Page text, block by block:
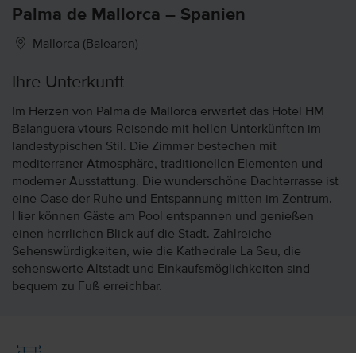
Palma de Mallorca – Spanien
Mallorca (Balearen)
Ihre Unterkunft
Im Herzen von Palma de Mallorca erwartet das Hotel HM
Balanguera vtours-Reisende mit hellen Unterkünften im
landestypischen Stil. Die Zimmer bestechen mit
mediterraner Atmosphäre, traditionellen Elementen und
moderner Ausstattung. Die wunderschöne Dachterrasse ist
eine Oase der Ruhe und Entspannung mitten im Zentrum.
Hier können Gäste am Pool entspannen und genießen
einen herrlichen Blick auf die Stadt. Zahlreiche
Sehenswürdigkeiten, wie die Kathedrale La Seu, die
sehenswerte Altstadt und Einkaufsmöglichkeiten sind
bequem zu Fuß erreichbar.